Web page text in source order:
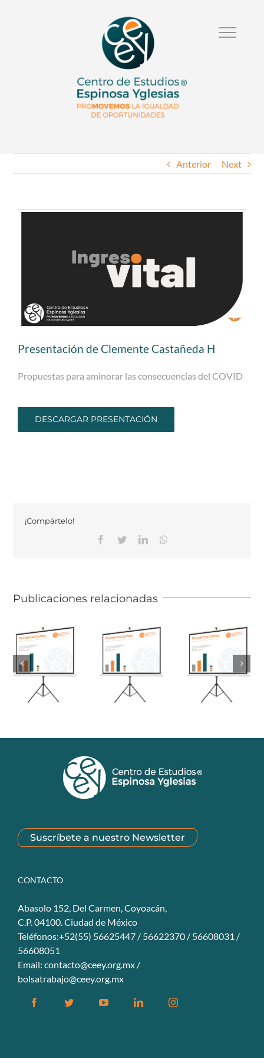
Anterior Next
Presentación de Clemente Castañeda H
Propuestas para aminorar las consecuencias del COVID
DESCARGAR PRESENTACIÓN
¡Compártelo!
Facebook
TwitterLinkedinWhatsapp
Publicaciones relacionadas
Suscríbete a nuestro Newsletter
CONTACTO
Abasolo 152, Del Carmen, Coyoacán,
C.P. 04100. Ciudad de México
Teléfonos:+52(55) 56625447 / 56622370 / 56608031 /
56608051
Email: contacto@ceey.org.mx /
bolsatrabajo@ceey.org.mx
FacebookTwitter YouTubeLinkedinInstagram